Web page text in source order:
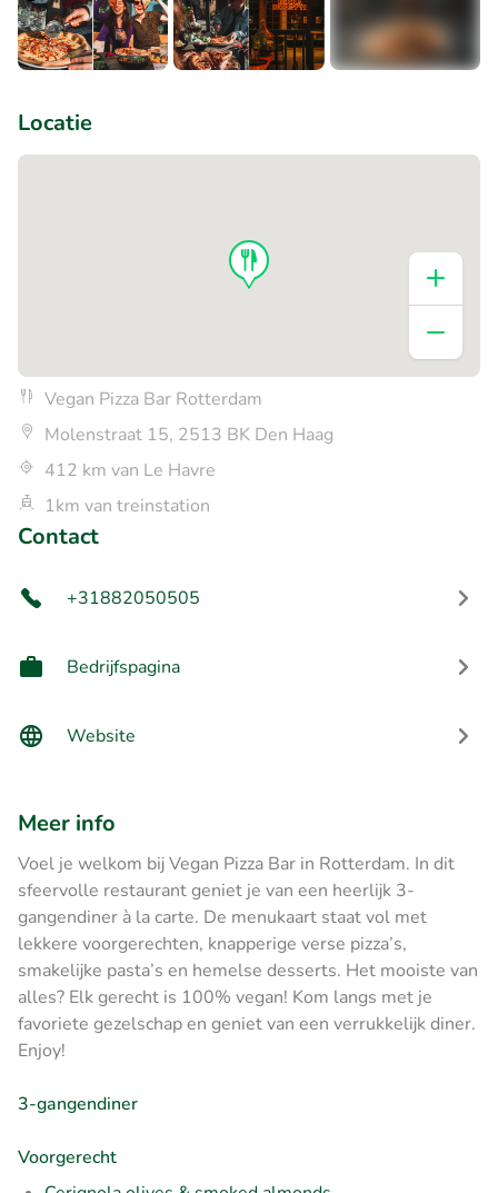
Locatie
Vegan Pizza Bar Rotterdam
Molenstraat 15, 2513 BK Den Haag
412 km van Le Havre
1km van treinstation
Contact
+31882050505
Bedrijfspagina
Website
Meer info
Voel je welkom bij Vegan Pizza Bar in Rotterdam. In dit
sfeervolle restaurant geniet je van een heerlijk 3-
gangendiner à la carte. De menukaart staat vol met
lekkere voorgerechten, knapperige verse pizza’s,
smakelijke pasta’s en hemelse desserts. Het mooiste van
alles? Elk gerecht is 100% vegan! Kom langs met je
favoriete gezelschap en geniet van een verrukkelijk diner.
Enjoy!
3-gangendiner
Voorgerecht